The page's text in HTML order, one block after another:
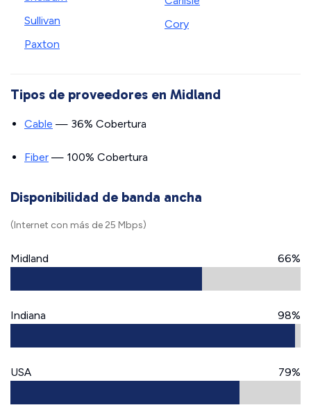
Sullivan
Paxton
Cory
Tipos de proveedores en Midland
Cable — 36% Cobertura
Fiber — 100% Cobertura
Disponibilidad de banda ancha
(Internet con más de 25 Mbps)
Midland 66%
Indiana 98%
USA 79%